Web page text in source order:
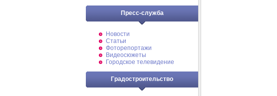
Пресс-служба
Новости
Статьи
Фоторепортажи
Видеосюжеты
Городское телевидение
Градостроительство